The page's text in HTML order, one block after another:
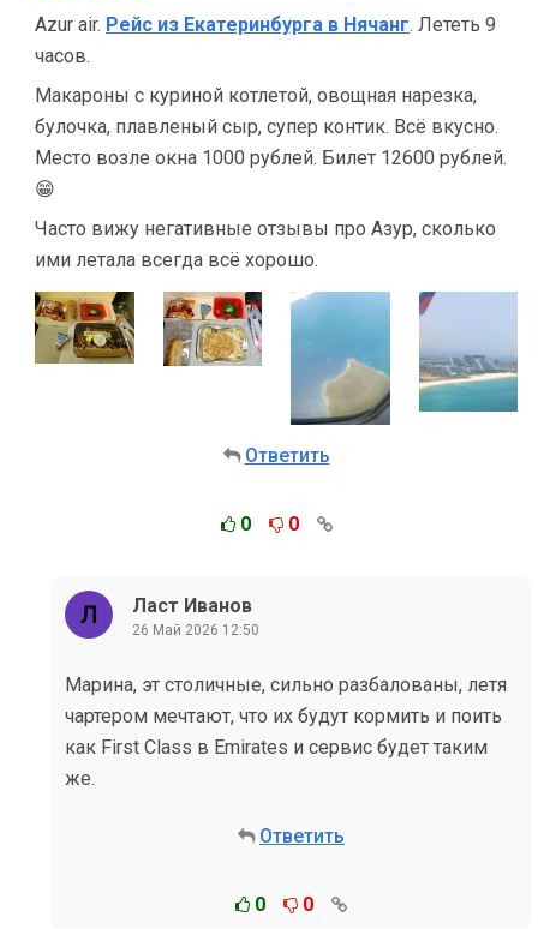
Azur air. Рейс из Екатеринбурга в Нячанг. Лететь 9
часов.
Макароны с куриной котлетой, овощная нарезка,
булочка, плавленый сыр, супер контик. Всё вкусно.
Место возле окна 1000 рублей. Билет 12600 рублей.
😁
Часто вижу негативные отзывы про Азур, сколько
ими летала всегда всё хорошо.
Ответить
0 0
Ласт Иванов
26 Май 2026 12:50
Марина, эт столичные, сильно разбалованы, летя
чартером мечтают, что их будут кормить и поить
как First Class в Emirates и сервис будет таким
же.
Ответить
0 0